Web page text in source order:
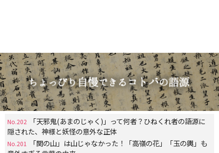
No.202
「天邪鬼(あまのじゃく)」って何者？ひねくれ者の語源に
隠された、神様と妖怪の意外な正体
No.201
「関の山」は山じゃなかった！「高嶺の花」「玉の輿」も